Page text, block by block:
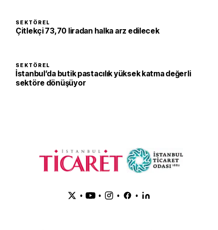
SEKTÖREL
Çitlekçi 73,70 liradan halka arz edilecek
SEKTÖREL
İstanbul’da butik pastacılık yüksek katma değerli
sektöre dönüşüyor
• • • •